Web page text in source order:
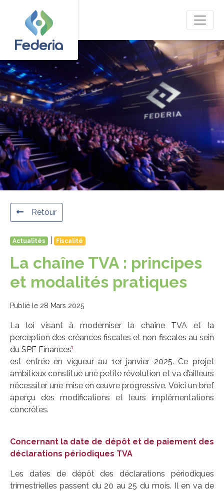
Retour
Actualités | Fiscalité
La chaîne TVA : principes
et modalités pratiques
Publié le 28 Mars 2025
La loi visant à moderniser la chaîne TVA et la
perception des créances fiscales et non fiscales au sein
du SPF Finances1
est entrée en vigueur au 1er janvier 2025. Ce projet
ambitieux constitue une petite révolution et va d’ailleurs
nécessiter une mise en œuvre progressive. Voici un bref
aperçu des modifications et leurs implémentations
concrètes.
Concernant la date de dépôt et de paiement des
déclarations périodiques TVA
Les dates de dépôt des déclarations périodiques
trimestrielles passent du 20 au 25 du mois. Il en va de